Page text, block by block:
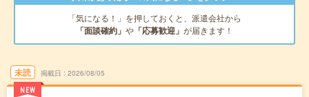
「気になる！」を押しておくと、派遣会社から
「面談確約」 や 「応募歓迎」 が届きます！
未読
NEW
掲載日 2026/08/05